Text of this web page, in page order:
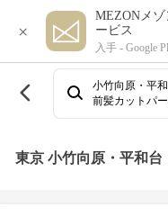
×
MEZONメ
ービス
入手 - Google
小竹向原・平
前髪カットパ
東京 小竹向原・平和